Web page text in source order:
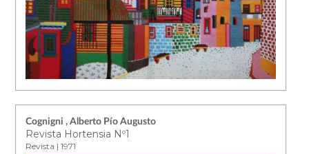
Cognigni , Alberto Pío Augusto
Revista Hortensia Nº1
Revista | 1971